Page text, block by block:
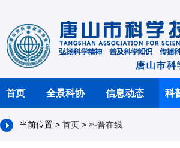
首页 全景科协 信息动态 科
当前位置 > 首页 > 科普在线